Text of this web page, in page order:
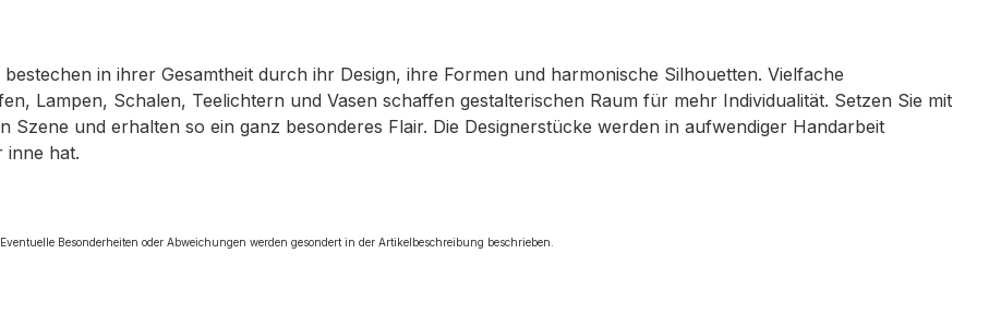
in ihrer Gesamtheit durch ihr Design, ihre Formen und harmonische Silhouetten. Vielfache
Lampen, Schalen, Teelichtern und Vasen schaffen gestalterischen Raum für mehr Individualität. Setzen Sie mit
Szene und erhalten so ein ganz besonderes Flair. Die Designerstücke werden in aufwendiger Handarbeit
inne hat.
Besonderheiten oder Abweichungen werden gesondert in der Artikelbeschreibung beschrieben.